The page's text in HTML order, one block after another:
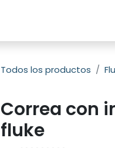
Todos los productos
Correa con
fluke